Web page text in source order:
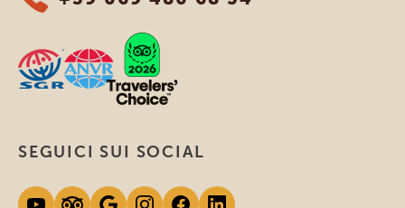
SEGUICI SUI SOCIAL